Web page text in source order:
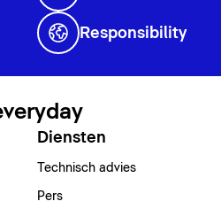
Responsibility
Diensten
Technisch advies
Pers